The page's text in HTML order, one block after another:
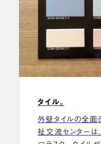
タイル。
外壁タイルの全面
祉交流センターは